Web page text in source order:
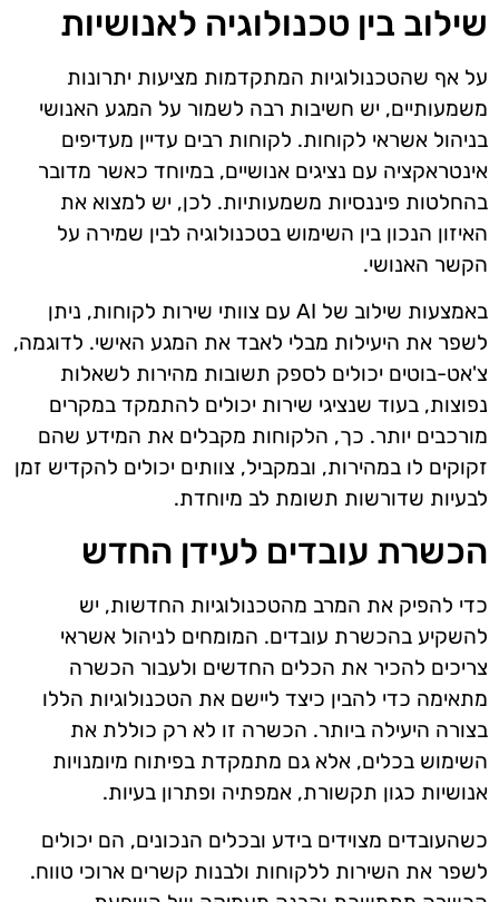
שילוב בין טכנולוגיה לאנושיות
על אף שהטכנולוגיות המתקדמות מציעות יתרונות
משמעותיים, יש חשיבות רבה לשמור על המגע האנושי
בניהול אשראי לקוחות. לקוחות רבים עדיין מעדיפים
אינטראקציה עם נציגים אנושיים, במיוחד כאשר מדובר
בהחלטות פיננסיות משמעותיות. לכן, יש למצוא את
האיזון הנכון בין השימוש בטכנולוגיה לבין שמירה על
הקשר האנושי.
באמצעות שילוב של AI עם צוותי שירות לקוחות, ניתן
לשפר את היעילות מבלי לאבד את המגע האישי. לדוגמה,
צ'אט-בוטים יכולים לספק תשובות מהירות לשאלות
נפוצות, בעוד שנציגי שירות יכולים להתמקד במקרים
מורכבים יותר. כך, הלקוחות מקבלים את המידע שהם
זקוקים לו במהירות, ובמקביל, צוותים יכולים להקדיש זמן
לבעיות שדורשות תשומת לב מיוחדת.
הכשרת עובדים לעידן החדש
כדי להפיק את המרב מהטכנולוגיות החדשות, יש
להשקיע בהכשרת עובדים. המומחים לניהול אשראי
צריכים להכיר את הכלים החדשים ולעבור הכשרה
מתאימה כדי להבין כיצד ליישם את הטכנולוגיות הללו
בצורה היעילה ביותר. הכשרה זו לא רק כוללת את
השימוש בכלים, אלא גם מתמקדת בפיתוח מיומנויות
אנושיות כגון תקשורת, אמפתיה ופתרון בעיות.
כשהעובדים מצוידים בידע ובכלים הנכונים, הם יכולים
לשפר את השירות ללקוחות ולבנות קשרים ארוכי טווח.